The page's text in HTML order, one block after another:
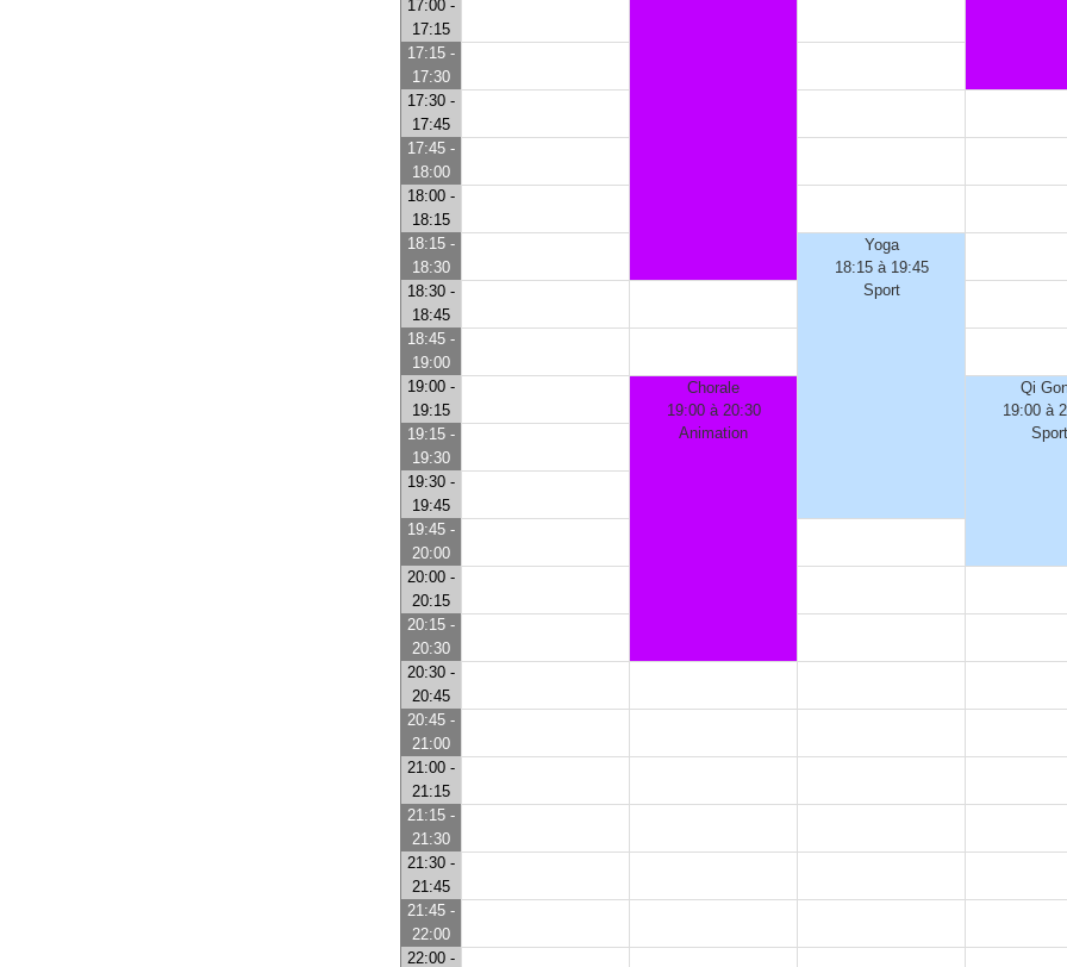
17:00 -
17:15
17:15 -
17:30
17:30 -
17:45
17:45 -
18:00
18:00 -
18:15
18:15 -
18:30
Yoga
18:15 à 19:45
Sport
18:30 -
18:45
18:45 -
19:00
19:00 -
19:15
Chorale
19:00 à 20:30
Animation
Qi
19:00 à
Sport
19:15 -
19:30
19:30 -
19:45
19:45 -
20:00
20:00 -
20:15
20:15 -
20:30
20:30 -
20:45
20:45 -
21:00
21:00 -
21:15
21:15 -
21:30
21:30 -
21:45
21:45 -
22:00
22:00 -